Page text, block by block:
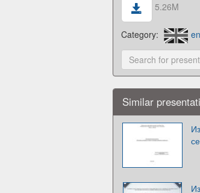
5.26M
Category:
Similar